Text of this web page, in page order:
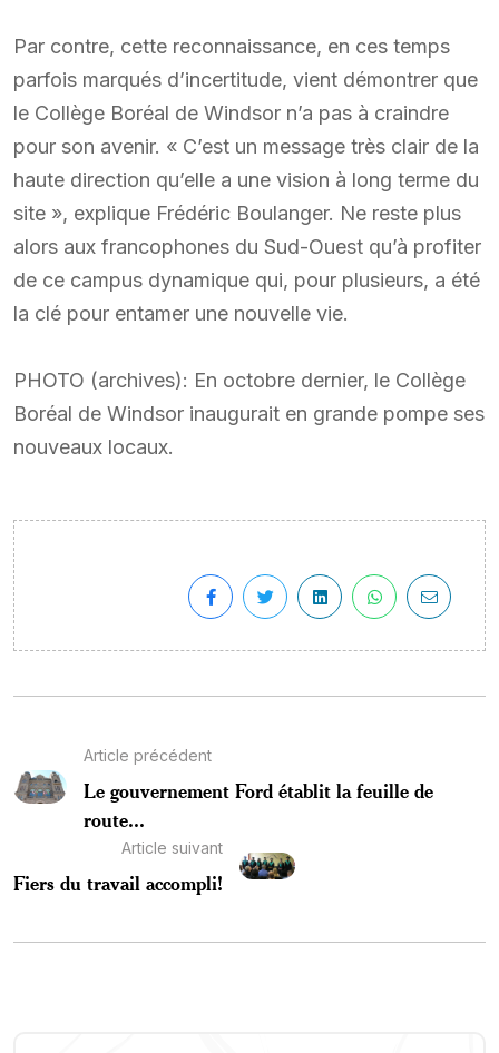
Par contre, cette reconnaissance, en ces temps
parfois marqués d’incertitude, vient démontrer que
le Collège Boréal de Windsor n’a pas à craindre
pour son avenir. « C’est un message très clair de la
haute direction qu’elle a une vision à long terme du
site », explique Frédéric Boulanger. Ne reste plus
alors aux francophones du Sud-Ouest qu’à profiter
de ce campus dynamique qui, pour plusieurs, a été
la clé pour entamer une nouvelle vie.
PHOTO (archives): En octobre dernier, le Collège
Boréal de Windsor inaugurait en grande pompe ses
nouveaux locaux.
Article précédent
Le gouvernement Ford établit la feuille de
route...
Article suivant
Fiers du travail accompli!